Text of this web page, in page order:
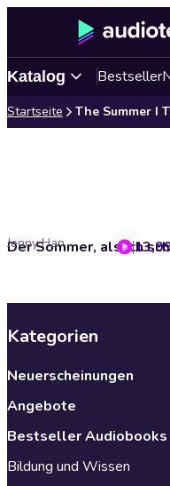
Katalog Bestseller
Startseite The Summer I
Jenny Han
Kategorien
Neuerscheinungen
Angebote
Bestseller Audiobooks
Bildung und Wissen